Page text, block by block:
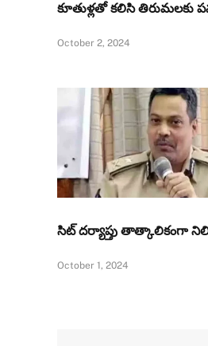
కూతుళ్ల‌తో క‌లిసి తిరుమ‌లకు
October 2, 2024
సిట్‌ దర్యాప్తు తాత్కాలికంగా
October 1, 2024